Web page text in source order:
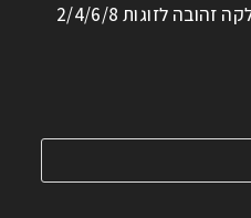
טבעת נירוסטה חלקה זהובה לזוגות 2/4/6/8